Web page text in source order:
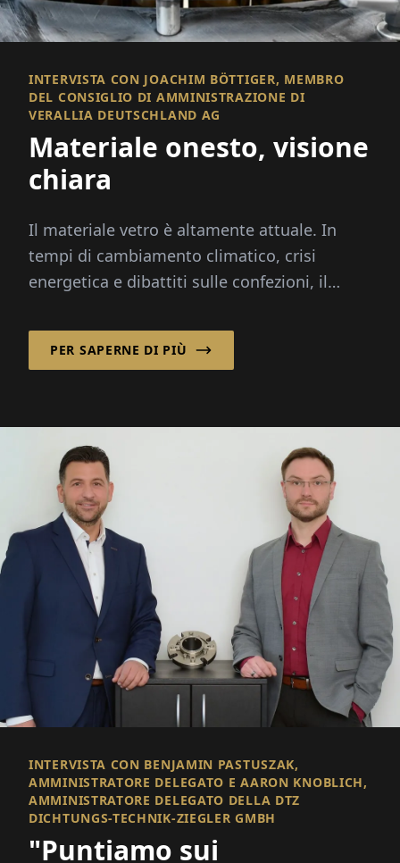
INTERVISTA CON JOACHIM BÖTTIGER, MEMBRO
DEL CONSIGLIO DI AMMINISTRAZIONE DI
VERALLIA DEUTSCHLAND AG
Materiale onesto, visione
chiara
Il materiale vetro è altamente attuale. In
tempi di cambiamento climatico, crisi
energetica e dibattiti sulle confezioni, il
rec...
PER SAPERNE DI PIÙ
INTERVISTA CON BENJAMIN PASTUSZAK,
AMMINISTRATORE DELEGATO E AARON KNOBLICH,
AMMINISTRATORE DELEGATO DELLA DTZ
DICHTUNGS-TECHNIK-ZIEGLER GMBH
"Puntiamo sui